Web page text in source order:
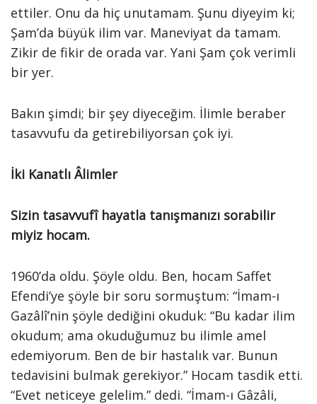
ettiler. Onu da hiç unutamam. Şunu diyeyim ki;
Şam’da büyük ilim var. Maneviyat da tamam.
Zikir de fikir de orada var. Yani Şam çok verimli
bir yer.
Bakın şimdi; bir şey diyeceğim. İlimle beraber
tasavvufu da getirebiliyorsan çok iyi.
İki Kanatlı Âlimler
Sizin tasavvufî hayatla tanışmanızı sorabilir
miyiz hocam.
1960’da oldu. Şöyle oldu. Ben, hocam Saffet
Efendi’ye şöyle bir soru sormuştum: “İmam-ı
Gazâlî’nin şöyle dediğini okuduk: “Bu kadar ilim
okudum; ama okuduğumuz bu ilimle amel
edemiyorum. Ben de bir hastalık var. Bunun
tedavisini bulmak gerekiyor.” Hocam tasdik etti.
“Evet neticeye gelelim.” dedi. “İmam-ı Gâzâli,